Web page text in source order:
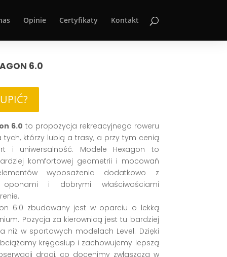
Opinie Certyfikaty Kontakt
6.0
6.0 to propozycja rekreacyjnego roweru
tych, którzy lubią a trasy, a przy tym cenią
i uniwersalność. Modele Hexagon to
komfortowej geometrii i mocowań
wyposażenia dodatkowo z
oponami i dobrymi właściwościami
6.0 zbudowany jest w oparciu o lekką
Pozycja za kierownicą jest tu bardziej
niż w sportowych modelach Level. Dzięki
kręgosłup i zachowujemy lepszą
drogi, co docenimy zwłaszcza w